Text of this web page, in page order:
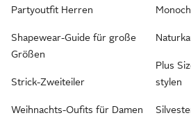
Partyoutfit Herren
Shapewear-Guide für große
Größen
Strick-Zweiteiler
Weihnachts-Oufits für Damen
Plus
stylen